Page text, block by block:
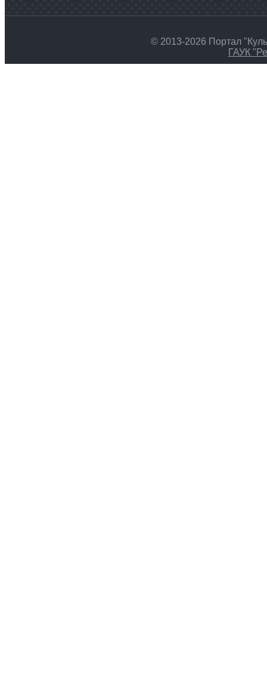
© 2013-2026 Портал
ГАУК